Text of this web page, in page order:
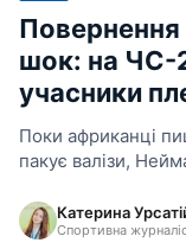
Повернення
шок: на ЧС-
учасники
Поки африканці
пакує валізи,
Катерина
Спортивна